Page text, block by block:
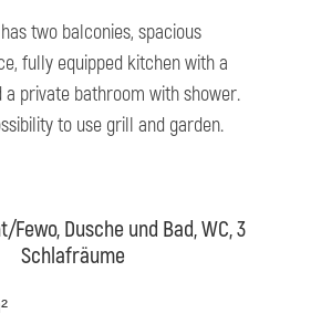
two balconies, spacious
fully equipped kitchen with a
a private bathroom with shower.
to use grill and garden.
Dusche und Bad, WC, 3
Schlafräume